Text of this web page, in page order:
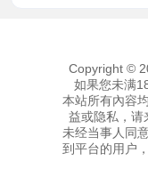
Copyright ©
如果您未满
本站所有內容
益或隐私，请
未经当事人同
到平台的用户